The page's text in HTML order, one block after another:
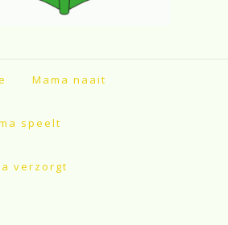
Mama naait
speelt
verzorgt